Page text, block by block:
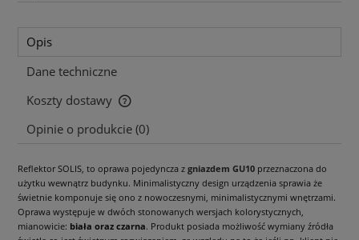
Opis
Dane techniczne
Koszty dostawy
Cena nie zawiera ewentualnych kosztów płatności
Opinie o produkcie (0)
Reflektor SOLIS, to oprawa pojedyncza z gniazdem GU10 przeznaczona do
użytku wewnątrz budynku. Minimalistyczny design urządzenia sprawia że
świetnie komponuje się ono z nowoczesnymi, minimalistycznymi wnętrzami.
Oprawa występuje w dwóch stonowanych wersjach kolorystycznych,
mianowicie: biała oraz czarna. Produkt posiada możliwość wymiany źródła